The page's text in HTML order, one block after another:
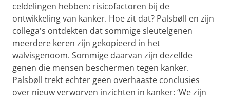
celdelingen hebben: risicofactoren bij de
ontwikkeling van kanker. Hoe zit dat? Palsbøll en zijn
collega's ontdekten dat sommige sleutelgenen
meerdere keren zijn gekopieerd in het
walvisgenoom. Sommige daarvan zijn dezelfde
genen die mensen beschermen tegen kanker.
Palsbøll trekt echter geen overhaaste conclusies
over nieuw verworven inzichten in kanker: ‘We zijn